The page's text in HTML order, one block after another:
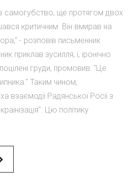
самогубство, ще протягом двох
критичним. Він вмирав на
- розповів письменник
приклав зусилля, і, іронічно
груди, промовив: "Це
Таким чином,
взаємодії Радянської Росії з
Цю політику